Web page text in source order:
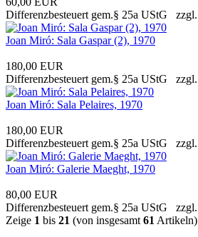
Differenzbesteuert gem.§ 25a UStG zzgl.
Joan Miró: Sala Gaspar (2), 1970
180,00 EUR
Differenzbesteuert gem.§ 25a UStG zzgl.
Joan Miró: Sala Pelaires, 1970
180,00 EUR
Differenzbesteuert gem.§ 25a UStG zzgl.
Joan Miró: Galerie Maeght, 1970
80,00 EUR
Differenzbesteuert gem.§ 25a UStG zzgl.
Zeige 1 bis 21 (von insgesamt 61 Artikeln)